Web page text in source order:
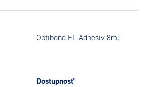
Optibond FL Adhesiv 8ml
Dostupnosť